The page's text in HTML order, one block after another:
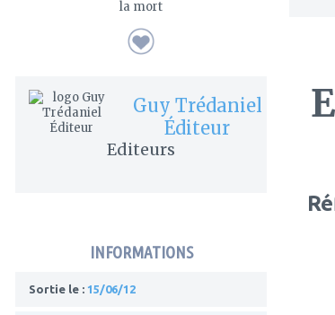
Guy Trédaniel
Éditeur
Editeurs
INFORMATIONS
Sortie le : 15/06/12